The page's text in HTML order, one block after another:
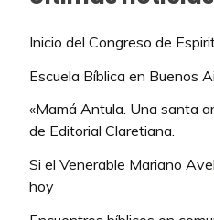
Inicio del Congreso de
Escuela Bíblica en Buenos
«Mamá Antula. Una santa
de Editorial Claretiana.
Si el Venerable Mariano
hoy